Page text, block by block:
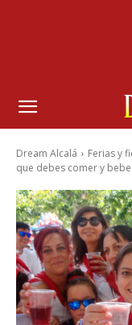
Dream Alcalá Ferias y
que debes comer y